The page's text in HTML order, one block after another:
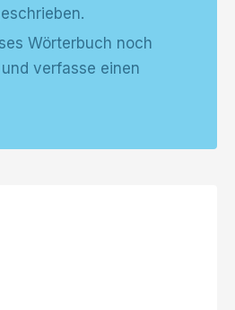
Wörterbuch noch
verfasse einen